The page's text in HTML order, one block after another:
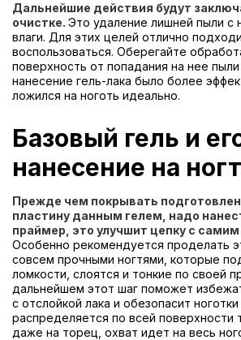
Дальнейшие действия будут
очистке. Это удаление лишней пыли с
влаги. Для этих целей отлично
воспользоваться. Оберегайте
поверхность от попадания на нее
нанесение гель-лака было более
ложился на ноготь идеально.
Базовый гель и
нанесение на
Прежде чем покрывать
пластину данным гелем, надо
праймер, это улучшит цепку с
Особенно рекомендуется проделать
совсем прочными ногтями, которые
ломкости, слоятся и тонкие по своей
дальнейшем этот шаг поможет
с отслойкой лака и обезопасит
распределяется по всей поверхности
даже на торец, охват идет на весь